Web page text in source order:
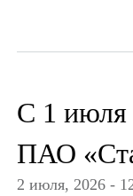
С 1 июля
ПАО
2 июля, 2026 -